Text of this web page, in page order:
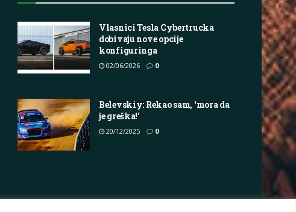
Vlasnici Tesla Cybertrucka
dobivaju nove opcije
konfiguringa
02/06/2026 0
Belevskiy: Rekao sam, ‘mora da
je greška!’
20/12/2025 0